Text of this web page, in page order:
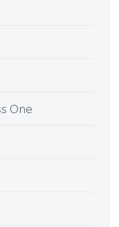
One